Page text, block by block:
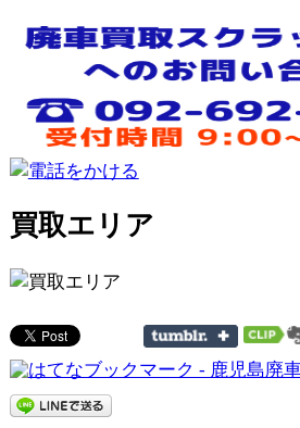
買取エリア
象エリア
鹿児島市、鹿屋市、枕崎市、阿久根
市、西之表市、垂水市、薩摩川内市